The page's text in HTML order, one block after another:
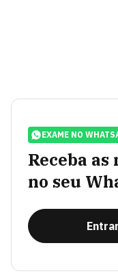
EXAME NO
Receba
no seu